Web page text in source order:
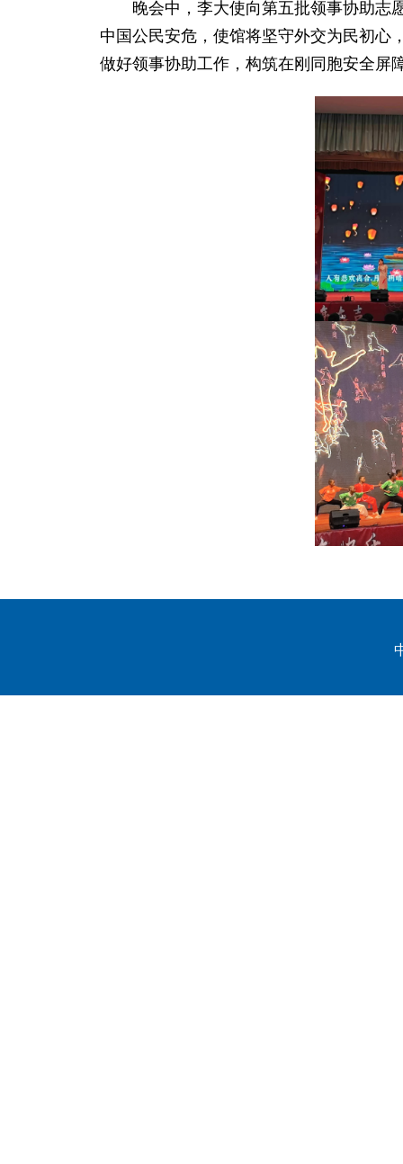
晚会中，李大使向第五批领事协助志
中国公民安危，使馆将坚守外交为民初心
做好领事协助工作，构筑在刚同胞安全屏